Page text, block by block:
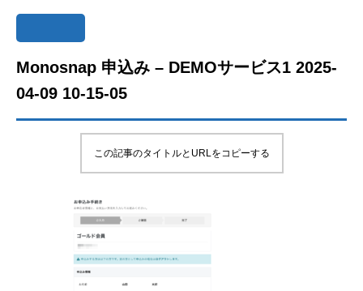
Monosnap 申込み – DEMOサービス1 2025-
04-09 10-15-05
この記事のタイトルとURLをコピーする